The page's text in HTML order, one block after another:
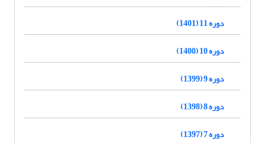
دوره 11 (1401)
دوره 10 (1400)
دوره 9 (1399)
دوره 8 (1398)
دوره 7 (1397)